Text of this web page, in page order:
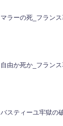
マラーの死_フラン
自由か死か_フラン
バスティーユ牢獄の